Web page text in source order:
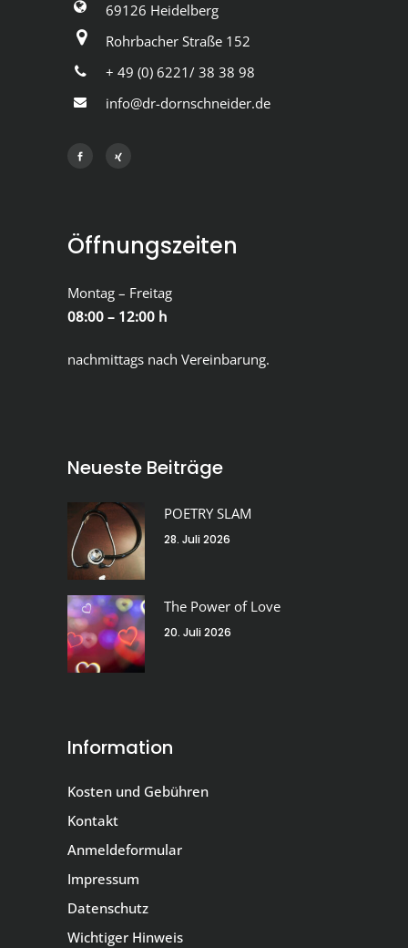
69126 Heidelberg
Rohrbacher Straße 152
+ 49 (0) 6221/ 38 38 98
info@dr-dornschneider.de
Öffnungszeiten
Montag – Freitag
08:00 – 12:00 h
nachmittags nach Vereinbarung.
Neueste Beiträge
POETRY SLAM
28. Juli 2026
The Power of Love
20. Juli 2026
Information
Kosten und Gebühren
Kontakt
Anmeldeformular
Impressum
Datenschutz
Wichtiger Hinweis